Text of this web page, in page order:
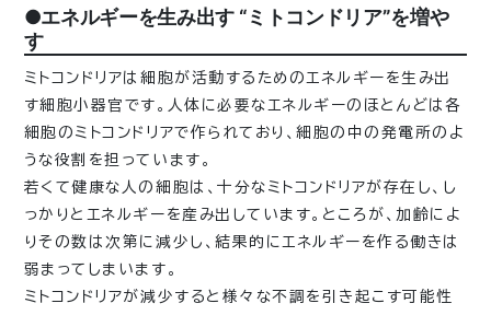
●エネルギーを生み出す “ミトコンドリア”を増や
す
ミトコンドリアは細胞が活動するためのエネルギーを生み出
す細胞小器官です。人体に必要なエネルギーのほとんどは各
細胞のミトコンドリアで作られており、細胞の中の発電所のよ
うな役割を担っています。
若くて健康な人の細胞は、十分なミトコンドリアが存在し、し
っかりとエネルギーを産み出しています。ところが、加齢によ
りその数は次第に減少し、結果的にエネルギーを作る働きは
弱まってしまいます。
ミトコンドリアが減少すると様々な不調を引き起こす可能性